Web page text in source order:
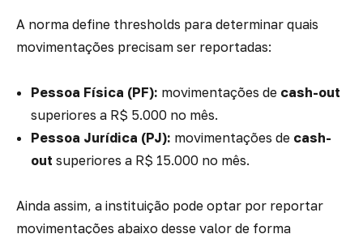
A norma define thresholds para determinar quais
movimentações precisam ser reportadas:
Pessoa Física (PF): movimentações de cash-out
superiores a R$ 5.000 no mês.
Pessoa Jurídica (PJ): movimentações de cash-
out superiores a R$ 15.000 no mês.
Ainda assim, a instituição pode optar por reportar
movimentações abaixo desse valor de forma